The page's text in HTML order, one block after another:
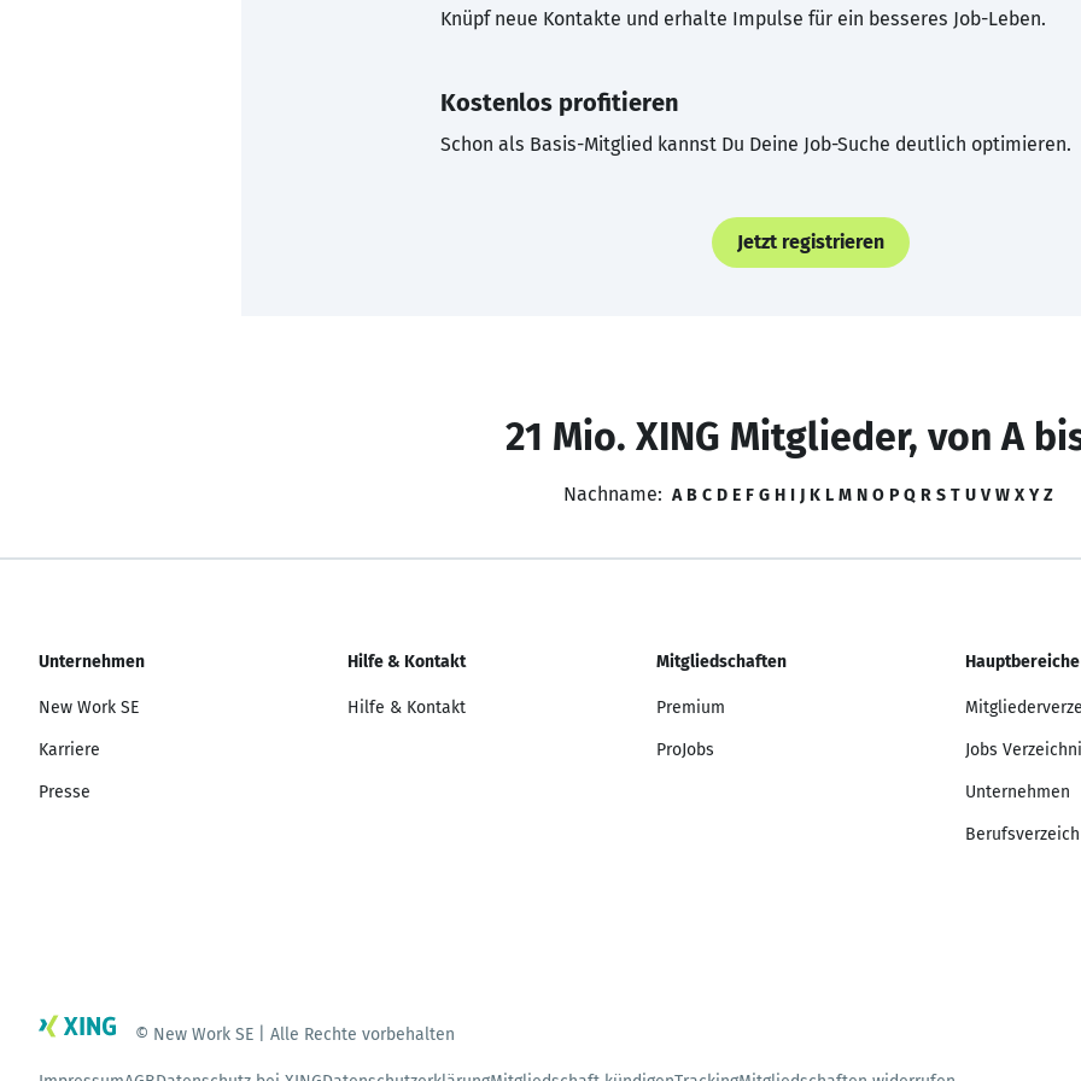
Knüpf neue Kontakte und erhalte Impulse für ein besseres Job-Leben.
Kostenlos profitieren
Schon als Basis-Mitglied kannst Du Deine Job-Suche deutlich optimieren.
Jetzt registrieren
21 Mio. XING Mitglieder, von A
Nachname: A B C D E F G H I J K L M N O P Q R S T U V W X Y Z
Unternehmen
New Work SE
Karriere
Presse
Hilfe & Kontakt
Hilfe & Kontakt
Mitgliedschaften
Premium
ProJobs
Hauptbereiche
Jobs
Unternehmen
© New Work SE | Alle Rechte vorbehalten